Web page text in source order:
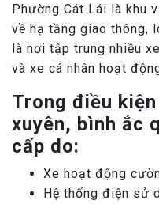
Phường Cát Lái là khu
về hạ tầng giao thông,
là nơi tập trung nhiều
và xe cá nhân hoạt
Trong điều
xuyên, bình ắc
cấp do:
Xe hoạt động
Hệ thống điện sử